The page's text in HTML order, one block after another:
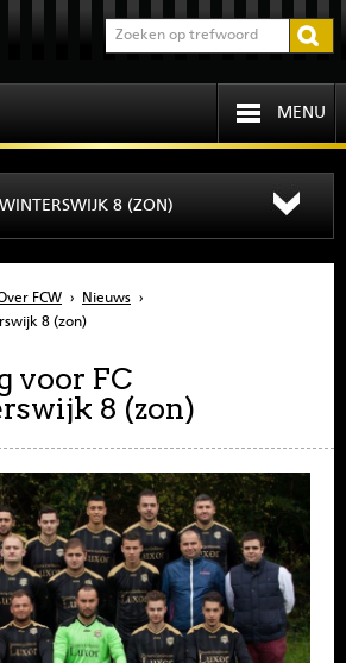
MENU
8 (ZON)
FCW › Nieuws ›
8 (zon)
voor FC
8 (zon)